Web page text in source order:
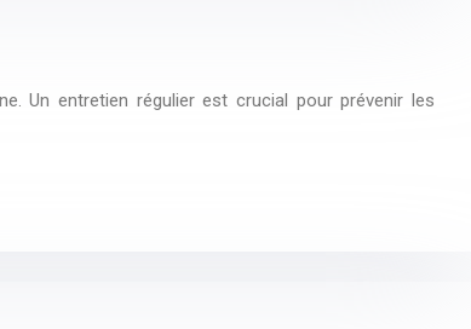
Un entretien régulier est crucial pour prévenir les